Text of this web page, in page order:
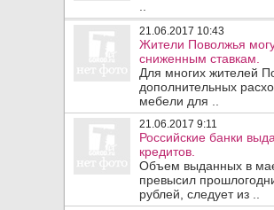
21.06.2017 10:43
Жители Поволжья
сниженным ставкам.
Для многих жителей
дополнительных
мебели для ..
21.06.2017 9:11
Российские банки
кредитов.
Объем выданных в
превысил
рублей, следует из ..